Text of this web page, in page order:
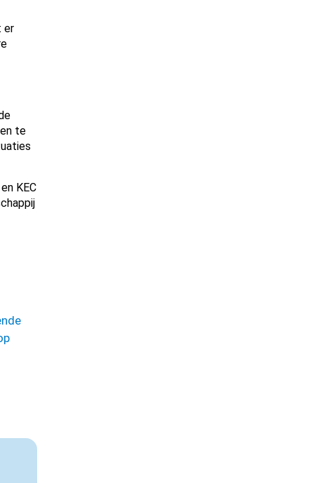
er
te
KEC